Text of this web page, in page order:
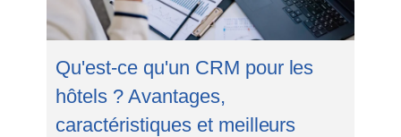
Qu'est-ce qu'un CRM pour les
hôtels ? Avantages,
caractéristiques et meilleurs